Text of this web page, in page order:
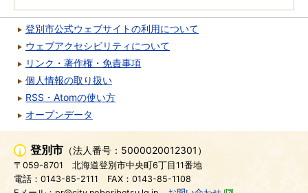
登別市公式ウェブサイトの利用について
ウェブアクセシビリティについて
リンク・著作権・免責事項
個人情報の取り扱い
RSS・Atomの使い方
オープンデータ
登別市 （法人番号：5000020012301）
〒059-8701
北海道登別市中央町6丁目11番地
電話：0143-85-2111
FAX：0143-85-1108